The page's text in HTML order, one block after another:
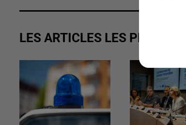
LES ARTICLES LES PLUS VUS